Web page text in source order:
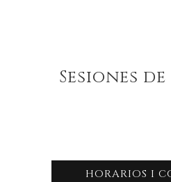
Sesiones
HORARIOS I